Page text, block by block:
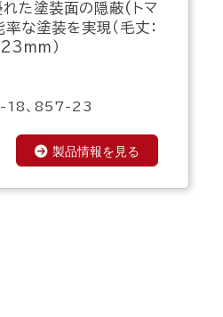
た塗装面の隠蔽(トマ
な塗装を実現（毛丈：
）
18、857-23
製品情報を見る